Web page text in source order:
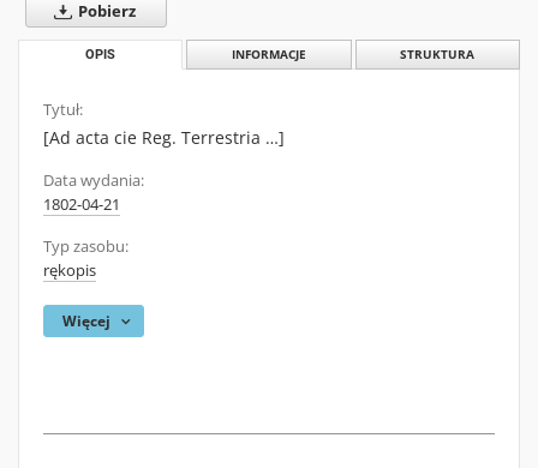
Pobierz
OPIS INFORMACJE STRUKTURA
Tytuł:
[Ad acta cie Reg. Terrestria …]
Data wydania:
1802-04-21
Typ zasobu:
rękopis
Więcej